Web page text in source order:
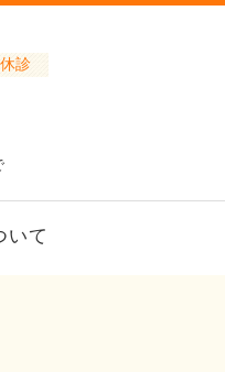
診
いて